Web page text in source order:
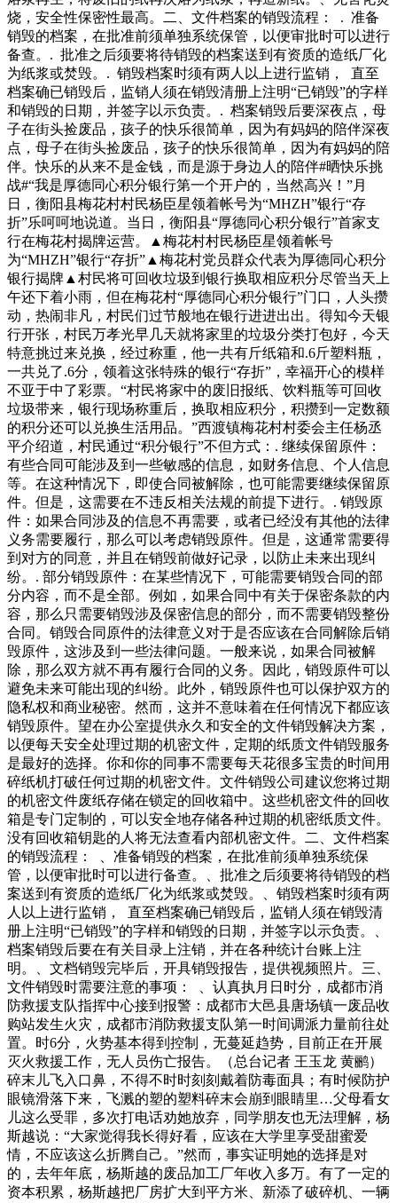
烧，安全性保密性最高。二、文件档案的销毁流程： . 准备
销毁的档案，在批准前须单独系统保管，以便审批时可以进行
备查。. 批准之后须要将待销毁的档案送到有资质的造纸厂化
为纸浆或焚毁。. 销毁档案时须有两人以上进行监销， 直至
档案确已销毁后，监销人须在销毁清册上注明“已销毁”的字样
和销毁的日期，并签字以示负责。. 档案销毁后要深夜点，母
子在街头捡废品，孩子的快乐很简单，因为有妈妈的陪伴深夜
点，母子在街头捡废品，孩子的快乐很简单，因为有妈妈的陪
伴。快乐的从来不是金钱，而是源于身边人的陪伴#晒快乐挑
战#“我是厚德同心积分银行第一个开户的，当然高兴！”月
日，衡阳县梅花村村民杨臣星领着帐号为“MHZH”银行“存
折”乐呵呵地说道。当日，衡阳县“厚德同心积分银行”首家支
行在梅花村揭牌运营。▲梅花村村民杨臣星领着帐号
为“MHZH”银行“存折”▲梅花村党员群众代表为厚德同心积分
银行揭牌▲村民将可回收垃圾到银行换取相应积分尽管当天上
午还下着小雨，但在梅花村“厚德同心积分银行”门口，人头攒
动，热闹非凡，村民们过节般地在银行进进出出。得知今天银
行开张，村民万孝光早几天就将家里的垃圾分类打包好，今天
特意挑过来兑换，经过称重，他一共有斤纸箱和.6斤塑料瓶，
一共兑了.6分，领着这张特殊的银行“存折”，幸福开心的模样
不亚于中了彩票。“村民将家中的废旧报纸、饮料瓶等可回收
垃圾带来，银行现场称重后，换取相应积分，积攒到一定数额
的积分还可以兑换生活用品。”西渡镇梅花村村委会主任杨丞
平介绍道，村民通过“积分银行”不但方式：. 继续保留原件：
有些合同可能涉及到一些敏感的信息，如财务信息、个人信息
等。在这种情况下，即使合同被解除，也可能需要继续保留原
件。但是，这需要在不违反相关法规的前提下进行。. 销毁原
件：如果合同涉及的信息不再需要，或者已经没有其他的法律
义务需要履行，那么可以考虑销毁原件。但是，这通常需要得
到对方的同意，并且在销毁前做好记录，以防止未来出现纠
纷。. 部分销毁原件：在某些情况下，可能需要销毁合同的部
分内容，而不是全部。例如，如果合同中有关于保密条款的内
容，那么只需要销毁涉及保密信息的部分，而不需要销毁整份
合同。销毁合同原件的法律意义对于是否应该在合同解除后销
毁原件，这涉及到一些法律问题。一般来说，如果合同被解
除，那么双方就不再有履行合同的义务。因此，销毁原件可以
避免未来可能出现的纠纷。此外，销毁原件也可以保护双方的
隐私权和商业秘密。然而，这并不意味着在任何情况下都应该
销毁原件。望在办公室提供永久和安全的文件销毁解决方案，
以便每天安全处理过期的机密文件，定期的纸质文件销毁服务
是最好的选择。你和你的同事不需要每天花很多宝贵的时间用
碎纸机打破任何过期的机密文件。文件销毁公司建议您将过期
的机密文件废纸存储在锁定的回收箱中。这些机密文件的回收
箱是专门定制的，可以安全地存储各种过期的机密纸质文件。
没有回收箱钥匙的人将无法查看内部机密文件。二、文件档案
的销毁流程： 、准备销毁的档案，在批准前须单独系统保
管，以便审批时可以进行备查。、批准之后须要将待销毁的档
案送到有资质的造纸厂化为纸浆或焚毁。、销毁档案时须有两
人以上进行监销， 直至档案确已销毁后，监销人须在销毁清
册上注明“已销毁”的字样和销毁的日期，并签字以示负责。、
档案销毁后要在有关目录上注销，并在各种统计台账上注
明。、文档销毁完毕后，开具销毁报告，提供视频照片。三、
文件销毁时需要注意的事项： 、认真执月日时分，成都市消
防救援支队指挥中心接到报警：成都市大邑县唐场镇一废品收
购站发生火灾，成都市消防救援支队第一时间调派力量前往处
置。时6分，火势基本得到控制，无蔓延趋势，目前正在开展
灭火救援工作，无人员伤亡报告。（总台记者 王玉龙 黄鹂）
碎末儿飞入口鼻，不得不时时刻刻戴着防毒面具；有时候防护
眼镜滑落下来，飞溅的塑的塑料碎末会崩到眼睛里…父母看女
儿这么受罪，多次打电话劝她放弃，同学朋友也无法理解，杨
斯越说：“大家觉得我长得好看，应该在大学里享受甜蜜爱
情，不应该这么折腾自己。”然而，事实证明她的选择是对
的，去年年底，杨斯越的废品加工厂年收入多万。有了一定的
资本积累，杨斯越把厂房扩大到平方米、新添了破碎机、一辆